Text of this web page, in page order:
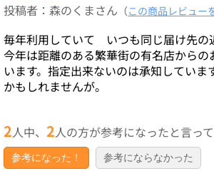
投稿者：森のくまさん （この商品レビュー
毎年利用していて いつも同じ届け先の
今年は距離のある繁華街の有名店から
います。指定出来ないのは承知してい
かもしれませんが。
2人中、 2人の方が参考になったと言って
参考になった！ 参考にならなかった